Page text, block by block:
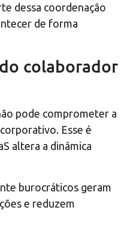
dessa coordenação
de forma
colaborador
pode comprometer a
Esse é
altera a dinâmica
burocráticos geram
e reduzem